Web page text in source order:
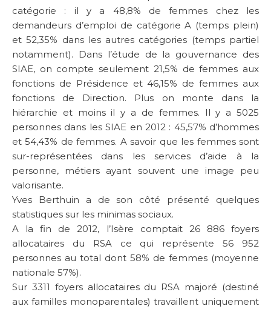
catégorie : il y a 48,8% de femmes chez les
demandeurs d’emploi de catégorie A (temps plein)
et 52,35% dans les autres catégories (temps partiel
notamment). Dans l’étude de la gouvernance des
SIAE, on compte seulement 21,5% de femmes aux
fonctions de Présidence et 46,15% de femmes aux
fonctions de Direction. Plus on monte dans la
hiérarchie et moins il y a de femmes. Il y a 5025
personnes dans les SIAE en 2012 : 45,57% d’hommes
et 54,43% de femmes. A savoir que les femmes sont
sur-représentées dans les services d’aide à la
personne, métiers ayant souvent une image peu
valorisante.
Yves Berthuin a de son côté présenté quelques
statistiques sur les minimas sociaux.
A la fin de 2012, l’Isère comptait 26 886 foyers
allocataires du RSA ce qui représente 56 952
personnes au total dont 58% de femmes (moyenne
nationale 57%).
Sur 3311 foyers allocataires du RSA majoré (destiné
aux familles monoparentales) travaillent uniquement